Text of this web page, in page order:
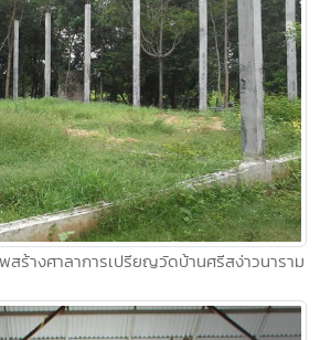
สร้างศาลาการเปรียญวัดบ้านศรีสง่าวนาราม